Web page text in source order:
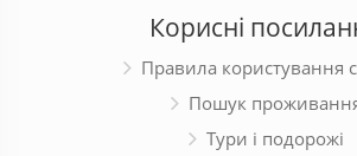
Корисні
Правила користування
Пошук
Тури і подорожі